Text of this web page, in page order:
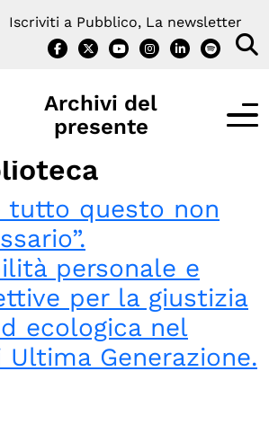
Iscriviti a Pubblico, La newsletter
Archivi del
presente
Archivi del presente?
e Iniziative
tutto questo non
personale e
per la giustizia
ecologica nel
Generazione.